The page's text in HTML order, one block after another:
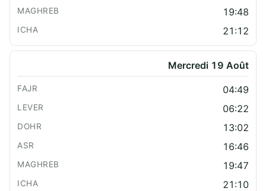
19:48
21:12
Mercredi 19 Août
04:49
06:22
13:02
16:46
19:47
21:10